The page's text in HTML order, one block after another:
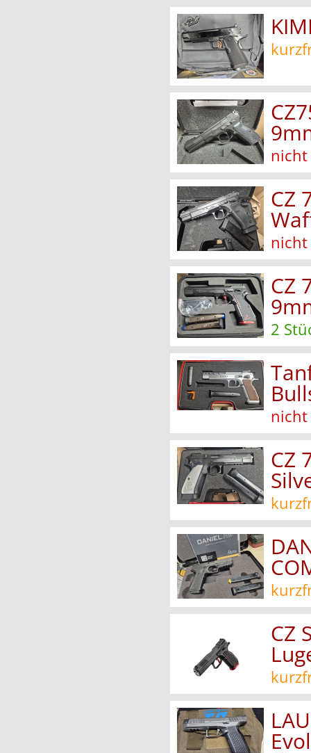
nicht
CZ
nicht
CZ
2
nicht
CZ
CZ